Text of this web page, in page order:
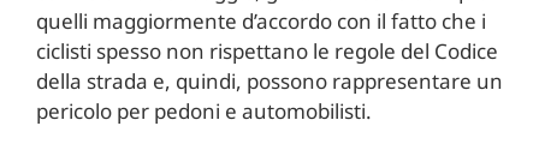
quelli maggiormente d’accordo con il fatto che i
ciclisti spesso non rispettano le regole del Codice
della strada e, quindi, possono rappresentare un
pericolo per pedoni e automobilisti.